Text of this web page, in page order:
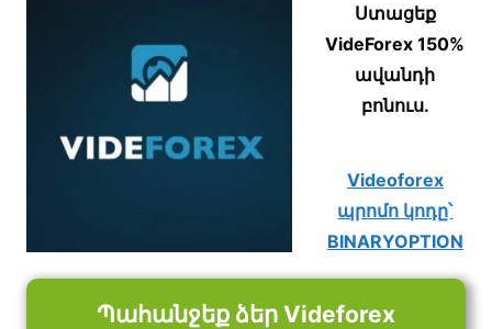
Ստացեք
VideForex 150%
ավանդի
բոնուս.
Videoforex
պրոմո կոդը՝
BINARYOPTION
Պահանջեք ձեր Videforex